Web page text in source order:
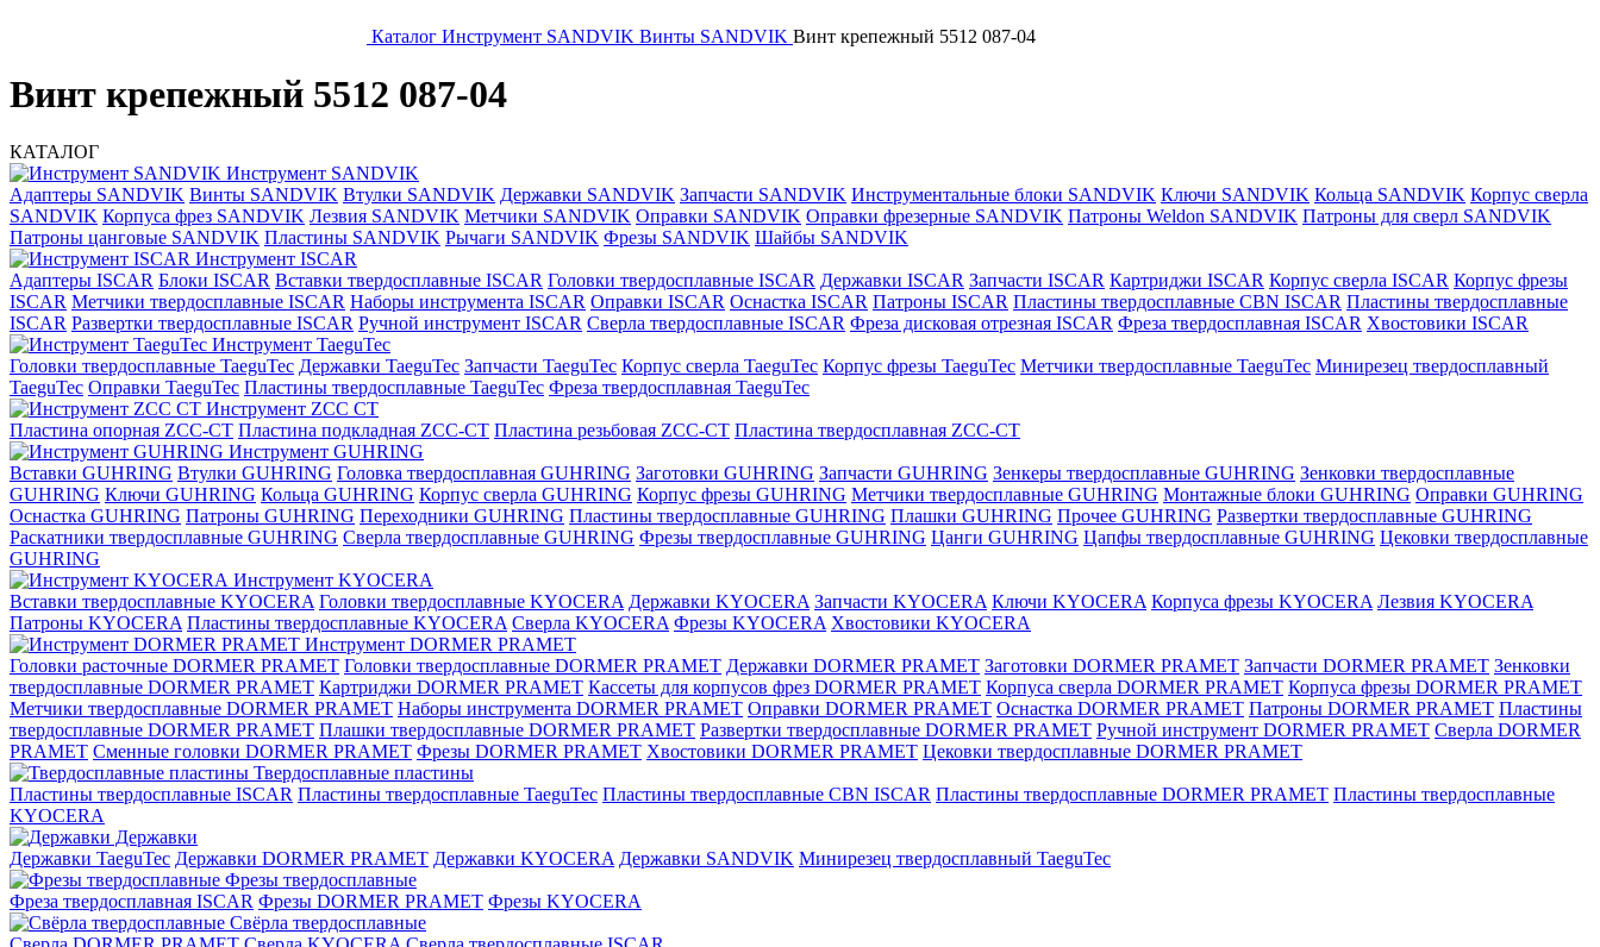
Каталог Инструмент SANDVIK Винты SANDVIK Винт крепежный 5512 087-04
Винт крепежный 5512 087-04
КАТАЛОГ
Инструмент SANDVIK
Адаптеры SANDVIK Винты SANDVIK Втулки SANDVIK Державки SANDVIK Запчасти SANDVIK Инструментальные блоки SANDVIK Ключи SANDVIK Кольца SANDVIK Корпус сверла
SANDVIK Корпуса фрез SANDVIK Лезвия SANDVIK Метчики SANDVIK Оправки SANDVIK Оправки фрезерные SANDVIK Патроны Weldon SANDVIK Патроны для сверл SANDVIK
Патроны цанговые SANDVIK Пластины SANDVIK Рычаги SANDVIK Фрезы SANDVIK Шайбы SANDVIK
Инструмент ISCAR
Адаптеры ISCAR Блоки ISCAR Вставки твердосплавные ISCAR Головки твердосплавные ISCAR Державки ISCAR Запчасти ISCAR Картриджи ISCAR Корпус сверла ISCAR Корпус фрезы
ISCAR Метчики твердосплавные ISCAR Наборы инструмента ISCAR Оправки ISCAR Оснастка ISCAR Патроны ISCAR Пластины твердосплавные CBN ISCAR Пластины твердосплавные
ISCAR Развертки твердосплавные ISCAR Ручной инструмент ISCAR Сверла твердосплавные ISCAR Фреза дисковая отрезная ISCAR Фреза твердосплавная ISCAR Хвостовики ISCAR
Инструмент TaeguTec
Головки твердосплавные TaeguTec Державки TaeguTec Запчасти TaeguTec Корпус сверла TaeguTec Корпус фрезы TaeguTec Метчики твердосплавные TaeguTec Минирезец твердосплавный
TaeguTec Оправки TaeguTec Пластины твердосплавные TaeguTec Фреза твердосплавная TaeguTec
Инструмент ZCС CT
Пластина опорная ZCC-CT Пластина подкладная ZCC-CT Пластина резьбовая ZCC-CT Пластина твердосплавная ZCC-CT
Инструмент GUHRING
Вставки GUHRING Втулки GUHRING Головка твердосплавная GUHRING Заготовки GUHRING Запчасти GUHRING Зенкеры твердосплавные GUHRING Зенковки твердосплавные
GUHRING Ключи GUHRING Кольца GUHRING Корпус сверла GUHRING Корпус фрезы GUHRING Метчики твердосплавные GUHRING Монтажные блоки GUHRING Оправки GUHRING
Оснастка GUHRING Патроны GUHRING Переходники GUHRING Пластины твердосплавные GUHRING Плашки GUHRING Прочее GUHRING Развертки твердосплавные GUHRING
Раскатники твердосплавные GUHRING Сверла твердосплавные GUHRING Фрезы твердосплавные GUHRING Цанги GUHRING Цапфы твердосплавные GUHRING Цековки твердосплавные
GUHRING
Инструмент KYOCERA
Вставки твердосплавные KYOCERA Головки твердосплавные KYOCERA Державки KYOCERA Запчасти KYOCERA Ключи KYOCERA Корпуса фрезы KYOCERA Лезвия KYOCERA
Патроны KYOCERA Пластины твердосплавные KYOCERA Сверла KYOCERA Фрезы KYOCERA Хвостовики KYOCERA
Инструмент DORMER PRAMET
Головки расточные DORMER PRAMET Головки твердосплавные DORMER PRAMET Державки DORMER PRAMET Заготовки DORMER PRAMET Запчасти DORMER PRAMET Зенковки
твердосплавные DORMER PRAMET Картриджи DORMER PRAMET Кассеты для корпусов фрез DORMER PRAMET Корпуса сверла DORMER PRAMET Корпуса фрезы DORMER PRAMET
Метчики твердосплавные DORMER PRAMET Наборы инструмента DORMER PRAMET Оправки DORMER PRAMET Оснастка DORMER PRAMET Патроны DORMER PRAMET Пластины
твердосплавные DORMER PRAMET Плашки твердосплавные DORMER PRAMET Развертки твердосплавные DORMER PRAMET Ручной инструмент DORMER PRAMET Сверла DORMER
PRAMET Сменные головки DORMER PRAMET Фрезы DORMER PRAMET Хвостовики DORMER PRAMET Цековки твердосплавные DORMER PRAMET
Твердосплавные пластины
Пластины твердосплавные ISCAR Пластины твердосплавные TaeguTec Пластины твердосплавные CBN ISCAR Пластины твердосплавные DORMER PRAMET Пластины твердосплавные
KYOCERA
Державки
Державки TaeguTec Державки DORMER PRAMET Державки KYOCERA Державки SANDVIK Минирезец твердосплавный TaeguTec
Фрезы твердосплавные
Фреза твердосплавная ISCAR Фрезы DORMER PRAMET Фрезы KYOCERA
Свёрла твердосплавные